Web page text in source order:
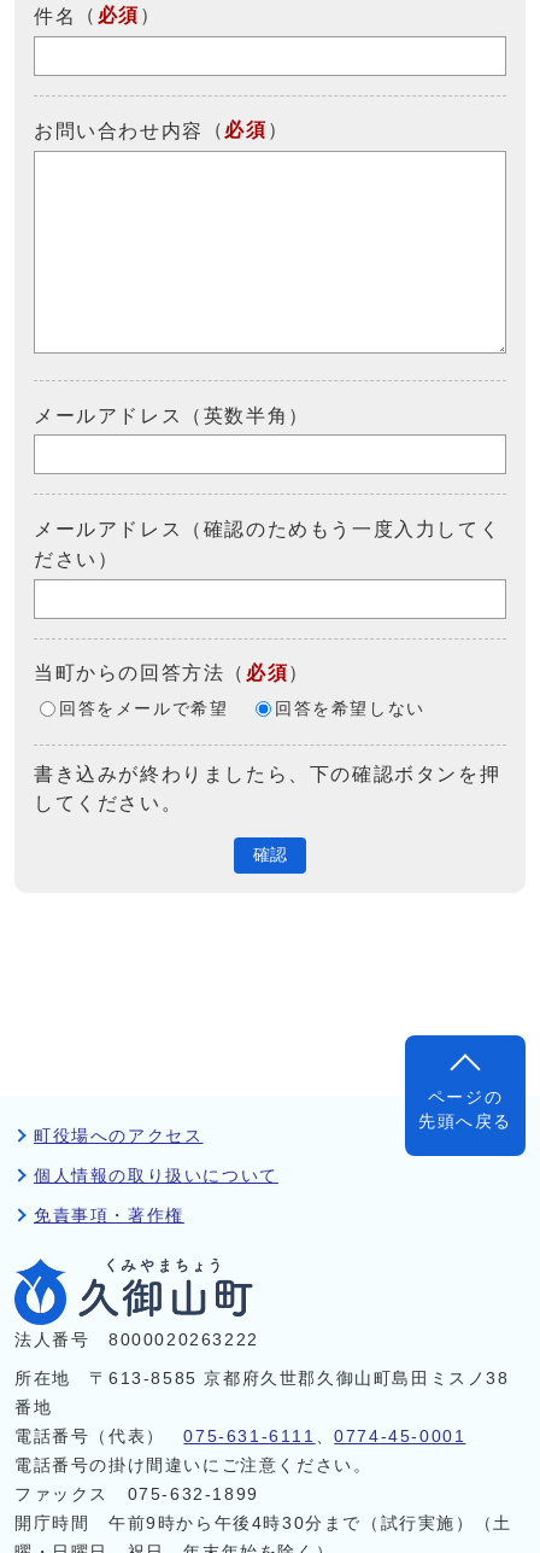
件名 （ 必須 ）
お問い合わせ内容 （ 必須 ）
メールアドレス（英数半角）
メールアドレス（確認のためもう一度入力してく
ださい）
当町からの回答方法 （ 必須）
回答をメールで希望 回答を希望しない
書き込みが終わりましたら、下の確認ボタンを押
してください。
確認
ページの
先頭へ戻る
町役場へのアクセス
個人情報の取り扱いについて
免責事項・著作権
法人番号 8000020263222
所在地 〒613-8585 京都府久世郡久御山町島田ミスノ38
番地
電話番号（代表）075-631-6111 、0774-45-0001
電話番号の掛け間違いにご注意ください。
ファックス 075-632-1899
開庁時間 午前9時から午後4時30分まで（試行実施）（土